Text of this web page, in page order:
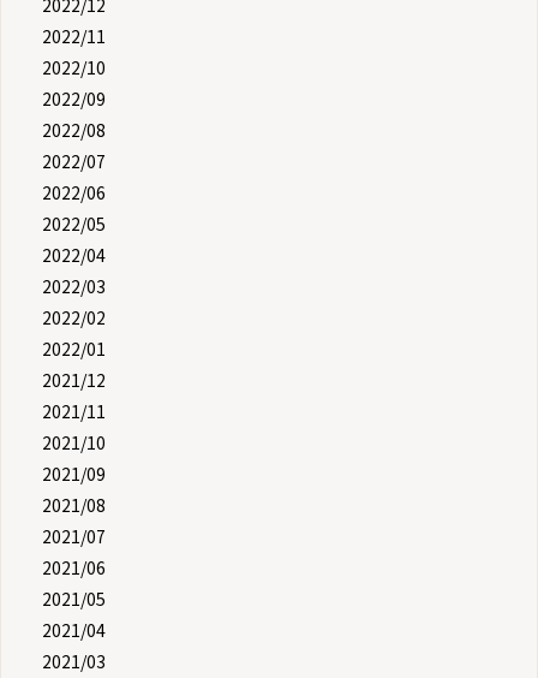
2022/11
2022/10
2022/09
2022/08
2022/07
2022/06
2022/05
2022/04
2022/03
2022/02
2022/01
2021/12
2021/11
2021/10
2021/09
2021/08
2021/07
2021/06
2021/05
2021/04
2021/03